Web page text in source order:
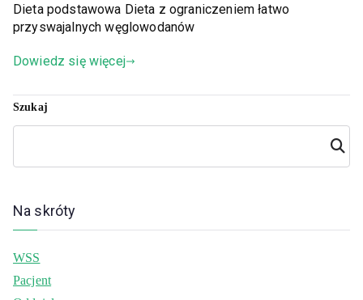
Dieta podstawowa Dieta z ograniczeniem łatwo
przyswajalnych węglowodanów
Dowiedz się więcej
Szukaj
Szuka
j
Na skróty
WSS
Pacjent